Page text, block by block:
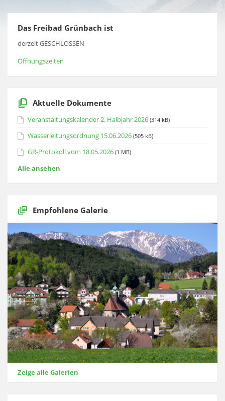
Das Freibad Grünbach ist
derzeit GESCHLOSSEN
Öffnungszeiten
Aktuelle Dokumente
Veranstaltungskalender 2. Halbjahr 2026 (314 kB)
Wasserleitungsordnung 15.06.2026 (505 kB)
GR-Protokoll vom 18.05.2026 (1 MB)
Alle ansehen
Empfohlene Galerie
Zeige alle Galerien